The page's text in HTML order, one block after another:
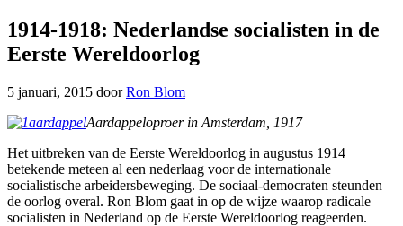
1914-1918: Nederlandse socialisten in de
Eerste Wereldoorlog
5 januari, 2015 doorRon Blom
Aardappeloproer in Amsterdam, 1917
Het uitbreken van de Eerste Wereldoorlog in augustus 1914
betekende meteen al een nederlaag voor de internationale
socialistische arbeidersbeweging. De sociaal-democraten steunden
de oorlog overal. Ron Blom gaat in op de wijze waarop radicale
socialisten in Nederland op de Eerste Wereldoorlog reageerden.